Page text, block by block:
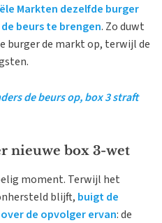
Markten dezelfde burger
beurs te brengen. Zo duwt
burger de markt op, terwijl de
de beurs op, box 3 straft
nieuwe box 3-wet
moment. Terwijl het
blijft, buigt de
de opvolger ervan: de